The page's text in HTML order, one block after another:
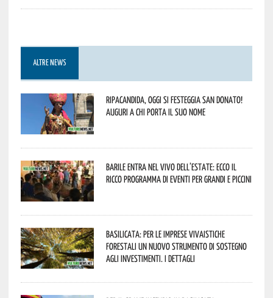
ALTRE NEWS
Ripacandida, oggi si festeggia San Donato!
Auguri a chi porta il suo nome
Barile entra nel vivo dell’estate: ecco il
ricco programma di eventi per grandi e piccini
Basilicata: per le imprese vivaistiche
forestali un nuovo strumento di sostegno
agli investimenti. I dettagli